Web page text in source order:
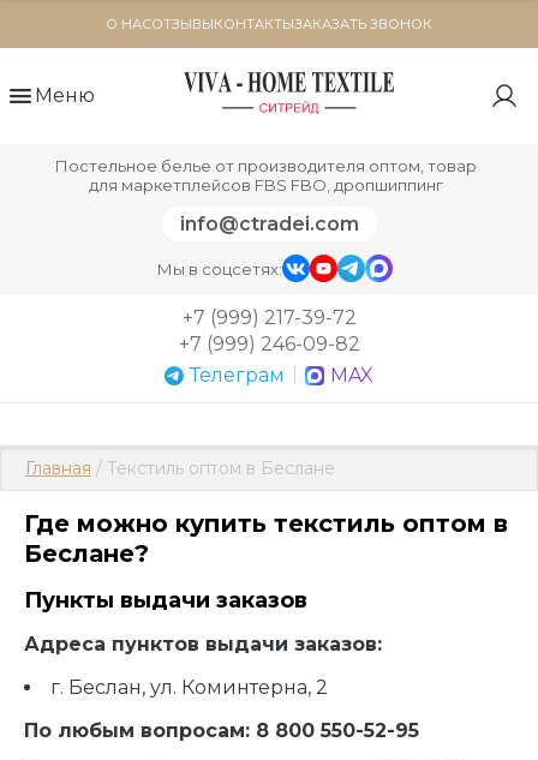
О НАСОТЗЫВЫКОНТАКТЫЗАКАЗАТЬ ЗВОНОК
Меню
Постельное белье от производителя оптом, товар
для маркетплейсов FBS FBO, дропшиппинг
info@ctradei.com
Мы в соцсетях:
+7 (999) 217-39-72
+7 (999) 246-09-82
Телеграм
MAX
Главная / Текстиль оптом в Беслане
Где можно купить текстиль оптом в
Беслане?
Пункты выдачи заказов
Адреса пунктов выдачи заказов:
г. Беслан, ул. Коминтерна, 2
По любым вопросам: 8 800 550-52-95